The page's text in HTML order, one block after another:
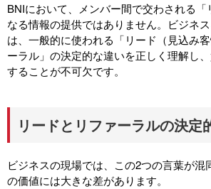
BNIにおいて、メンバー間で交わされる
なる情報の提供ではありません。ビジネ
は、一般的に使われる「リード（見込み
ーラル」の決定的な違いを正しく理解し
することが不可欠です。
リードとリファーラルの決定
ビジネスの現場では、この2つの言葉が混
の価値には大きな差があります。